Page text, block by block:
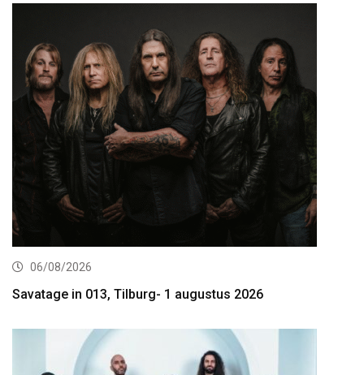
06/08/2026
Savatage in 013, Tilburg- 1 augustus 2026